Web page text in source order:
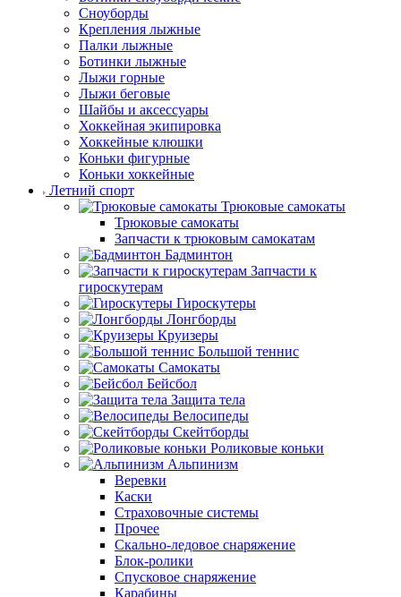
Сноуборды
Крепления лыжные
Палки лыжные
Ботинки лыжные
Лыжи горные
Лыжи беговые
Шайбы и аксессуары
Хоккейная экипировка
Хоккейные клюшки
Коньки фигурные
Коньки хоккейные
Летний спорт
Трюковые самокаты
Трюковые самокаты
Запчасти к трюковым самокатам
Бадминтон
Запчасти к
гироскутерам
Гироскутеры
Лонгборды
Круизеры
Большой теннис
Самокаты
Бейсбол
Защита тела
Велосипеды
Скейтборды
Роликовые коньки
Альпинизм
Веревки
Каски
Страховочные системы
Прочее
Скально-ледовое снаряжение
Блок-ролики
Спусковое снаряжение
Карабины